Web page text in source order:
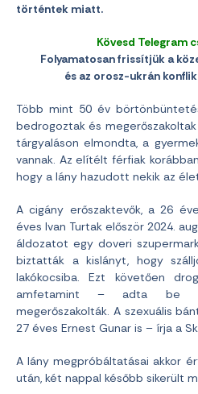
történtek miatt.
Kövesd Telegram
Folyamatosan frissítjük a
és az orosz-ukrán
Több mint 50 év
bedrogoztak és
tárgyaláson elmondta, a
vannak. Az elítélt férfiak
hogy a lány hazudott nekik az
A cigány erőszaktevők, a 26
éves Ivan Turtak először 2024.
áldozatot egy doveri
biztatták a kislányt, hogy
lakókocsiba. Ezt követően
amfetamint – adta be
megerőszakolták. A szexuális
27 éves Ernest Gunar is – írja a
A lány megpróbáltatásai akkor
után, két nappal később sikerült